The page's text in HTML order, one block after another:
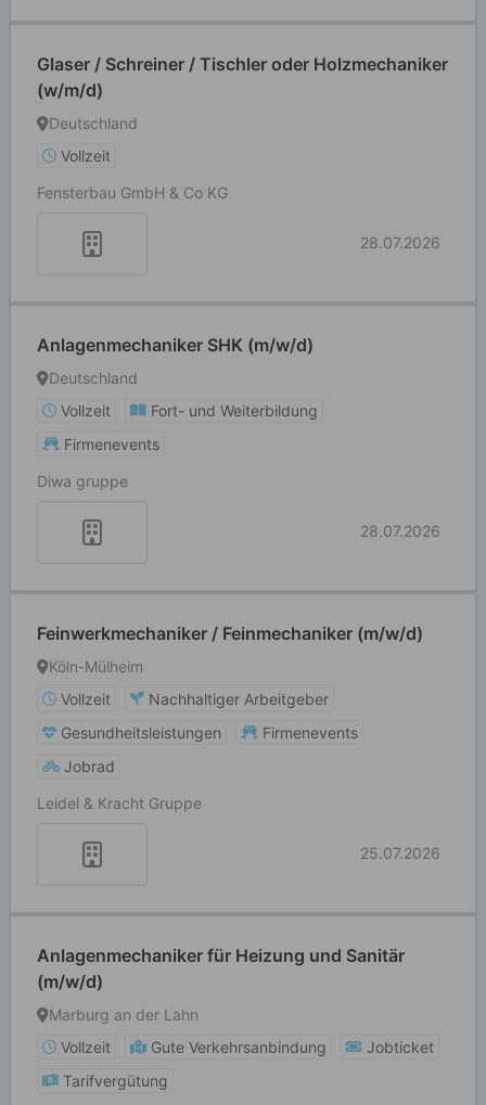
Glaser / Schreiner / Tischler oder Holzmechaniker
(w/m/d)
Deutschland
Vollzeit
Fensterbau GmbH & Co KG
28.07.2026
Anlagenmechaniker SHK (m/w/d)
Deutschland
Vollzeit
Fort- und Weiterbildung
Firmenevents
Diwa gruppe
28.07.2026
Feinwerkmechaniker / Feinmechaniker (m/w/d)
Köln-Mülheim
Vollzeit
Nachhaltiger Arbeitgeber
Gesundheitsleistungen
Firmenevents
Jobrad
Leidel & Kracht Gruppe
25.07.2026
Anlagenmechaniker für Heizung und Sanitär
(m/w/d)
Marburg an der Lahn
Vollzeit
Gute Verkehrsanbindung
Jobticket
Tarifvergütung